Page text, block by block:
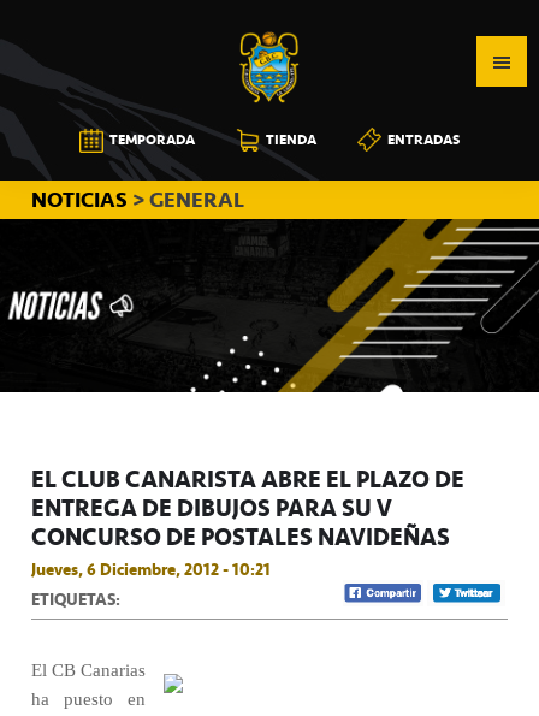
a
la
navegación
principal
al
contenido
principal
a
la
barra
lateral
principal
CB
CANARIAS
TEMPORADA TIENDA ENTRADAS
NOTICIAS > GENERAL
EL CLUB CANARISTA ABRE EL PLAZO DE
ENTREGA DE DIBUJOS PARA SU V
CONCURSO DE POSTALES NAVIDEÑAS
Jueves, 6 Diciembre, 2012 - 10:21
ETIQUETAS:
El CB Canarias
ha puesto en